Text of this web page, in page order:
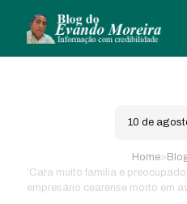
10 de
Home>
‘Cara muito família e
empresário cearense morto em